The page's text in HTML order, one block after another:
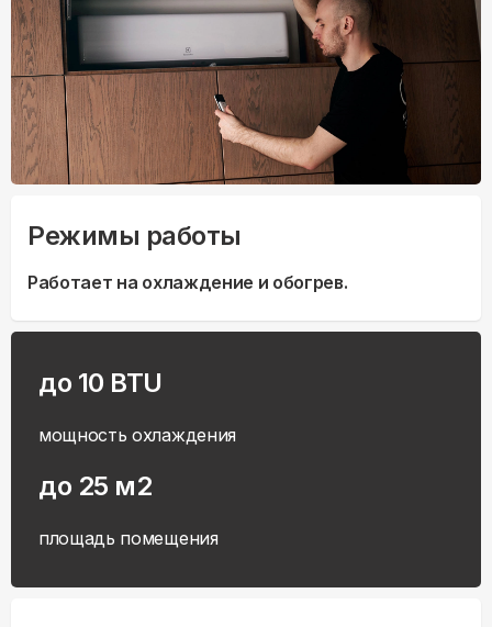
Режимы работы
Работает на охлаждение и обогрев.
до 10 BTU
мощность охлаждения
до 25 м2
площадь помещения